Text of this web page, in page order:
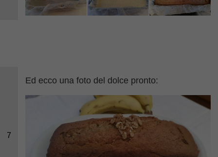
7
Ed ecco una foto del dolce pronto: